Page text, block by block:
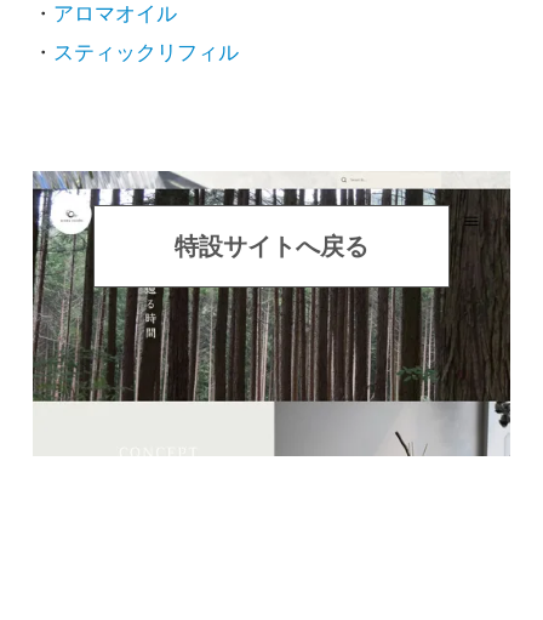
・ アロマオイル
・ スティックリフィル
特設サイトへ戻る